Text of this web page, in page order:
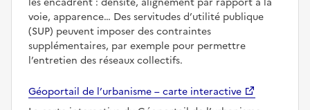
voie, apparence… Des servitudes d’utilité publique
(SUP) peuvent imposer des contraintes
supplémentaires, par exemple pour permettre
l’entretien des réseaux collectifs.
Géoportail de l’urbanisme – carte interactive